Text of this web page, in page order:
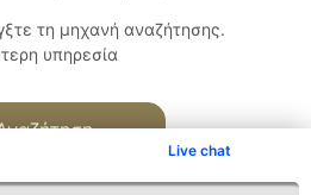
Live chat
τη μηχανή αναζήτησης.
υπηρεσία